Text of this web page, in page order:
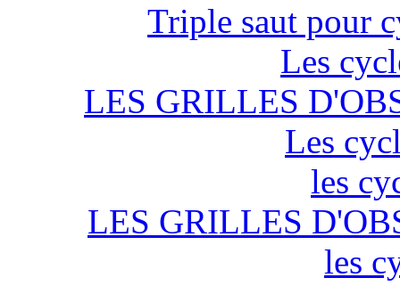
Triple saut pour
Les
LES GRILLES
Les
les
LES GRILLES
les